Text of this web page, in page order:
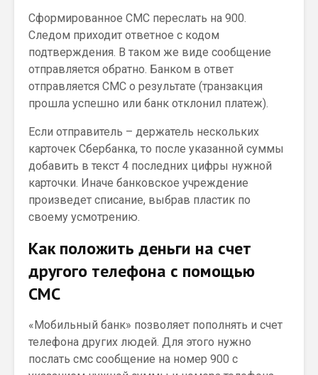
Сформированное СМС переслать на 900.
Следом приходит ответное с кодом
подтверждения. В таком же виде сообщение
отправляется обратно. Банком в ответ
отправляется СМС о результате (транзакция
прошла успешно или банк отклонил платеж).
Если отправитель – держатель нескольких
карточек Сбербанка, то после указанной суммы
добавить в текст 4 последних цифры нужной
карточки. Иначе банковское учреждение
произведет списание, выбрав пластик по
своему усмотрению.
Как положить деньги на счет
другого телефона с помощью
СМС
«Мобильный банк» позволяет пополнять и счет
телефона других людей. Для этого нужно
послать смс сообщение на номер 900 с